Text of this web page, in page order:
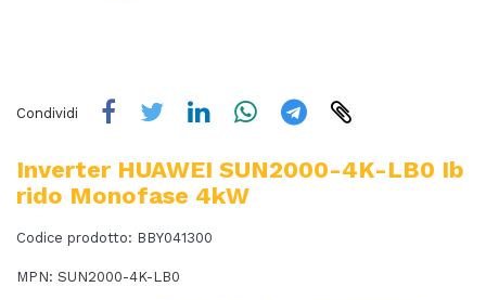
Condividi
Inverter HUAWEI SUN2000-4K-LB0 Ib
Rido Monofase 4kW
Codice prodotto: BBY041300
MPN: SUN2000-4K-LB0